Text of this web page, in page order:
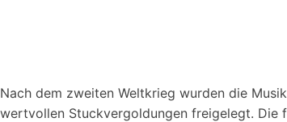
Nach dem zweiten Weltkrieg wurden die
wertvollen Stuckvergoldungen freigelegt. Die